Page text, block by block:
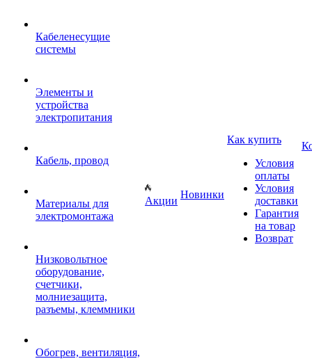
Кабеленесущие
системы
Элементы и
устройства
электропитания
Кабель, провод
Материалы для
электромонтажа
Низковольтное
оборудование,
счетчики,
молниезащита,
разъемы, клеммники
Обогрев, вентиляция,
Акции
Новинки
Как купить
Условия
оплаты
Условия
доставки
Гарантия
на товар
Возврат